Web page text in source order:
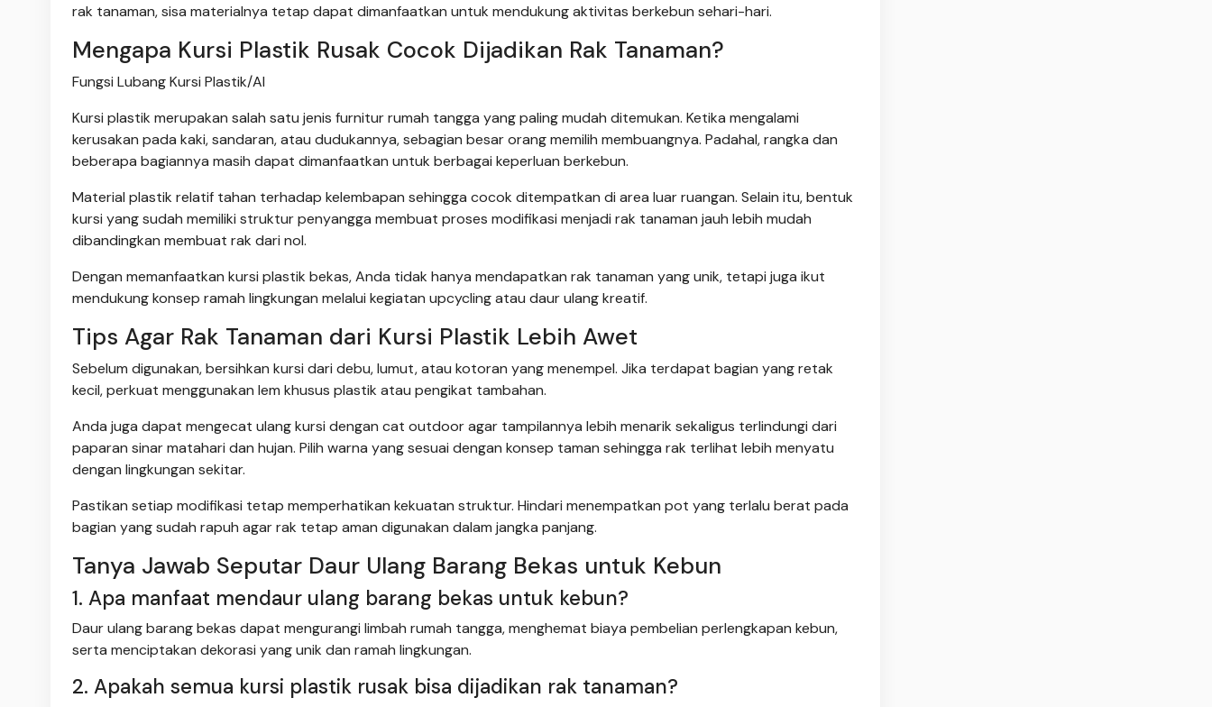
rak tanaman, sisa materialnya tetap dapat dimanfaatkan untuk mendukung aktivitas berkebun sehari-hari.
Mengapa Kursi Plastik Rusak Cocok Dijadikan Rak Tanaman?
Fungsi Lubang Kursi Plastik/AI
Kursi plastik merupakan salah satu jenis furnitur rumah tangga yang paling mudah ditemukan. Ketika mengalami
kerusakan pada kaki, sandaran, atau dudukannya, sebagian besar orang memilih membuangnya. Padahal, rangka dan
beberapa bagiannya masih dapat dimanfaatkan untuk berbagai keperluan berkebun.
Material plastik relatif tahan terhadap kelembapan sehingga cocok ditempatkan di area luar ruangan. Selain itu, bentuk
kursi yang sudah memiliki struktur penyangga membuat proses modifikasi menjadi rak tanaman jauh lebih mudah
dibandingkan membuat rak dari nol.
Dengan memanfaatkan kursi plastik bekas, Anda tidak hanya mendapatkan rak tanaman yang unik, tetapi juga ikut
mendukung konsep ramah lingkungan melalui kegiatan upcycling atau daur ulang kreatif.
Tips Agar Rak Tanaman dari Kursi Plastik Lebih Awet
Sebelum digunakan, bersihkan kursi dari debu, lumut, atau kotoran yang menempel. Jika terdapat bagian yang retak
kecil, perkuat menggunakan lem khusus plastik atau pengikat tambahan.
Anda juga dapat mengecat ulang kursi dengan cat outdoor agar tampilannya lebih menarik sekaligus terlindungi dari
paparan sinar matahari dan hujan. Pilih warna yang sesuai dengan konsep taman sehingga rak terlihat lebih menyatu
dengan lingkungan sekitar.
Pastikan setiap modifikasi tetap memperhatikan kekuatan struktur. Hindari menempatkan pot yang terlalu berat pada
bagian yang sudah rapuh agar rak tetap aman digunakan dalam jangka panjang.
Tanya Jawab Seputar Daur Ulang Barang Bekas untuk Kebun
1. Apa manfaat mendaur ulang barang bekas untuk kebun?
Daur ulang barang bekas dapat mengurangi limbah rumah tangga, menghemat biaya pembelian perlengkapan kebun,
serta menciptakan dekorasi yang unik dan ramah lingkungan.
2. Apakah semua kursi plastik rusak bisa dijadikan rak tanaman?